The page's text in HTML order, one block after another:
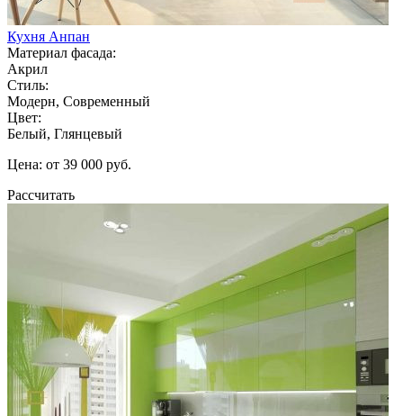
Кухня Анпан
Материал фасада:
Акрил
Стиль:
Модерн, Современный
Цвет:
Белый, Глянцевый
Цена: от 39 000 руб.
Рассчитать